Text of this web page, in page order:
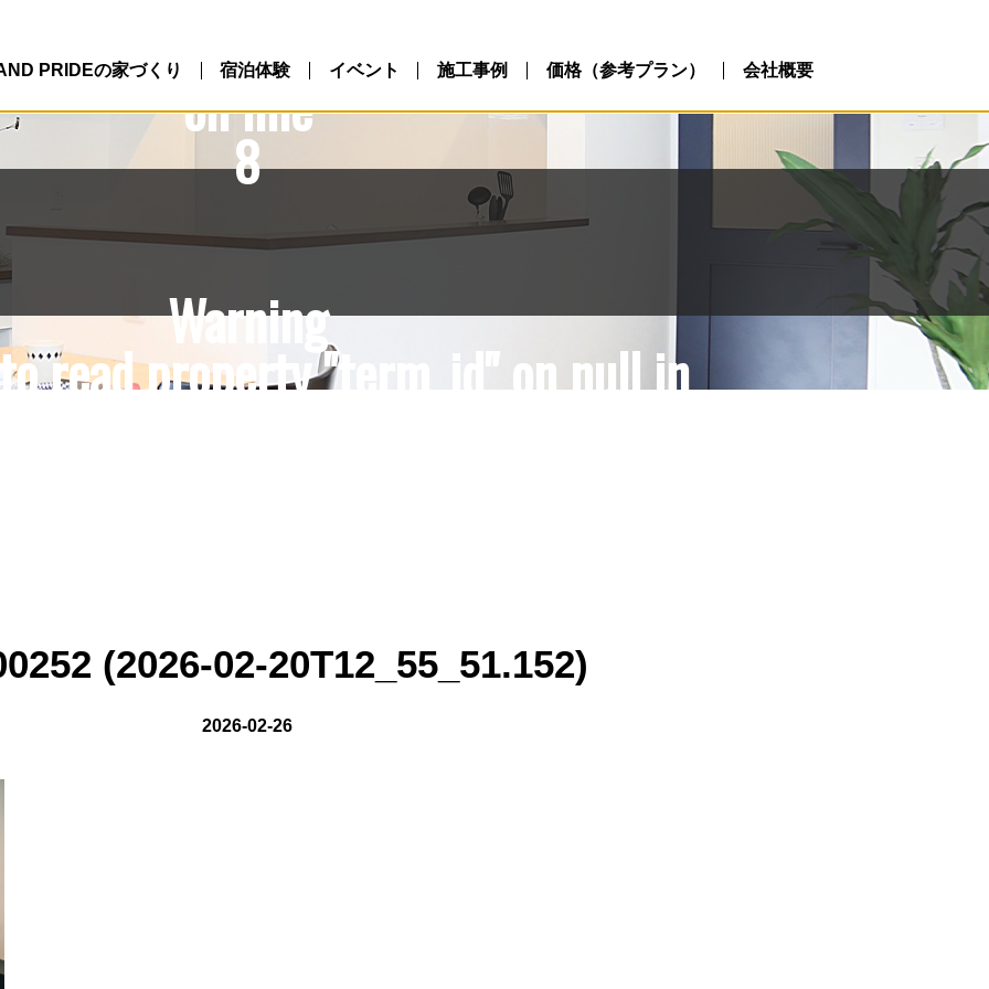
PRIDEの家づくり 宿泊体験 イベント 施工事例 価格（参考プラン） 会社概要
themes/NLP/single.php
on line
8
Warning
read property "term_id" on null in
(2026-02-20T12_55_51.152)
2026-02-26